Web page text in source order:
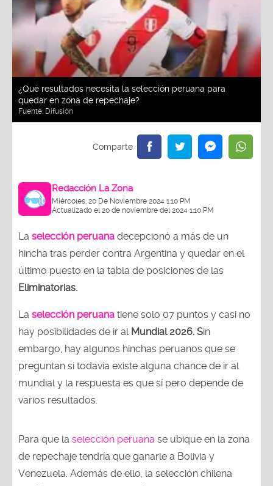
¿Qué resultados necesita la selección peruana para
quedar en zona de repechaje?
Fuente: Difusión
Redacción La Zona
Miércoles, 20 De Noviembre 2024 1:10 PM
Actualizado el 20 de noviembre del 2024 1:10 PM
La selección peruana decepcionó a más de un
hincha tras perder contra Argentina y quedar en el
último puesto en la tabla de posiciones de las
Eliminatorias.
La selección peruana tiene solo 07 puntos y casi no
hay posibilidades de ir al Mundial 2026. Sin
embargo, hay algunos hinchas peruanos que se
preguntan si todavía existe alguna chance de ir al
mundial y la respuesta es que sí pero depende de
varios resultados.
Para que la selección peruana se ubique en la zona
de repechaje tendría que ganarle a Bolivia y
Venezuela. Además de ello, la selección chilena